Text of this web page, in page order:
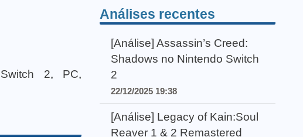
2, PC,
Análises recentes
[Análise] Assassin’s Creed:
Shadows no Nintendo Switch
2
22/12/2025 19:38
[Análise] Legacy of Kain:Soul
Reaver 1 & 2 Remastered